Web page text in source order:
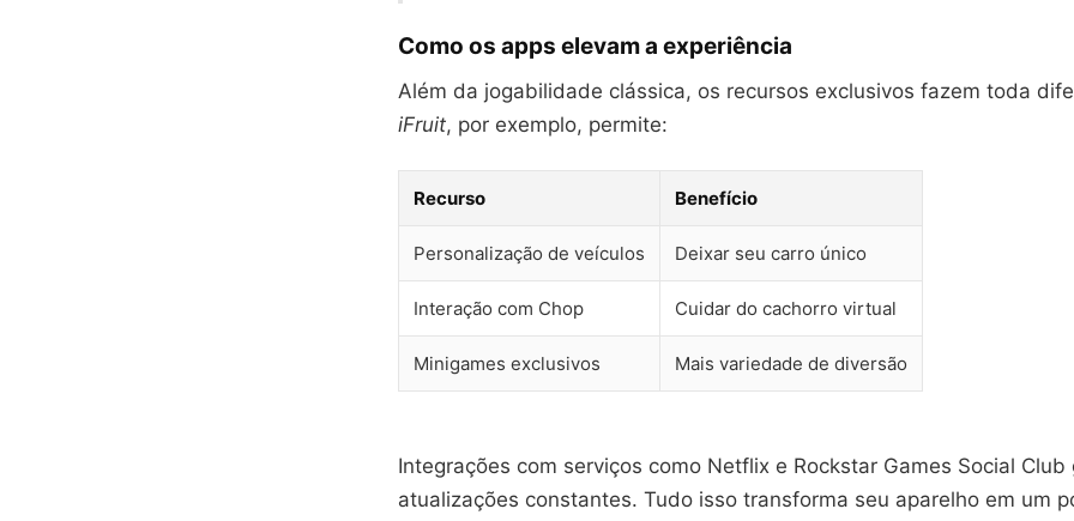
Como os apps elevam a experiência
Além da jogabilidade clássica, os recursos exclusivos fazem toda
iFruit, por exemplo, permite:
Recurso Benefício
Personalização de veículos Deixar seu carro único
Interação com Chop Cuidar do cachorro virtual
Minigames exclusivos Mais variedade de diversão
Integrações com serviços como Netflix e Rockstar Games Social Club
atualizações constantes. Tudo isso transforma seu aparelho em um